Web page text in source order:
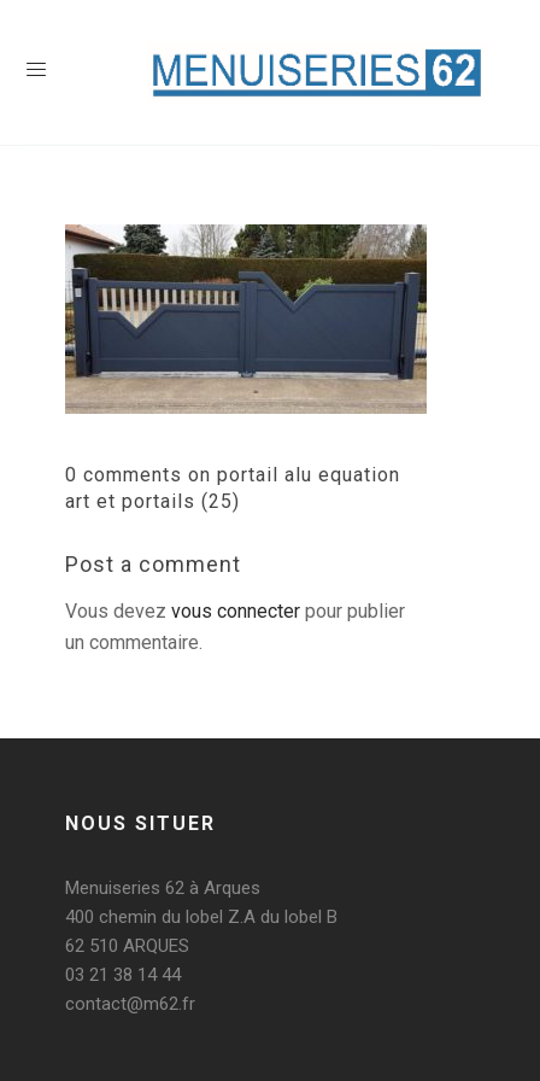
0 comments on portail alu equation
art et portails (25)
Post a comment
Vous devez vous connecter pour publier
un commentaire.
NOUS SITUER
Menuiseries 62 à Arques
400 chemin du lobel Z.A du lobel B
62 510 ARQUES
03 21 38 14 44
contact@m62.fr